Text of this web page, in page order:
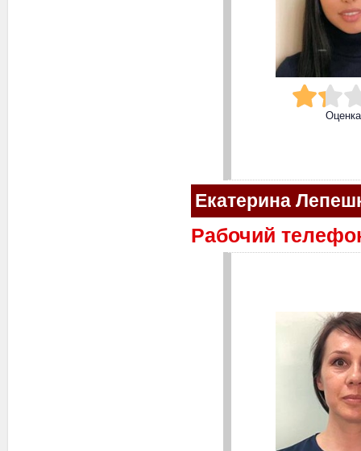
Екатерина
Рабочий